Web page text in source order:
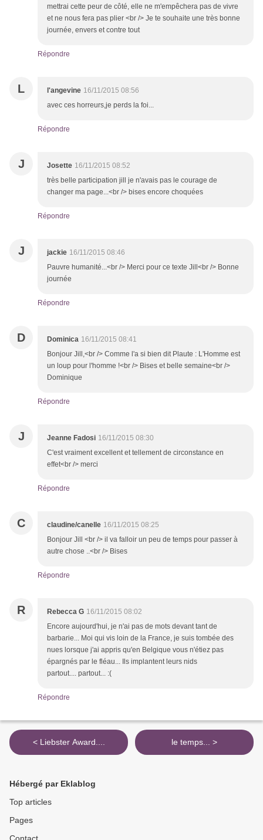
mettrai cette peur de côté, elle ne m'empêchera pas de vivre
et ne nous fera pas plier <br /> Je te souhaite une très bonne
journée, envers et contre tout
Répondre
L l'angevine 16/11/2015 08:56
avec ces horreurs,je perds la foi...
Répondre
J Josette 16/11/2015 08:52
très belle participation jill je n'avais pas le courage de
changer ma page...<br /> bises encore choquées
Répondre
J jackie 16/11/2015 08:46
Pauvre humanité...<br /> Merci pour ce texte Jill<br /> Bonne
journée
Répondre
D Dominica 16/11/2015 08:41
Bonjour Jill,<br /> Comme l'a si bien dit Plaute : L'Homme est
un loup pour l'homme !<br /> Bises et belle semaine<br />
Dominique
Répondre
J Jeanne Fadosi 16/11/2015 08:30
C'est vraiment excellent et tellement de circonstance en
effet<br /> merci
Répondre
C claudine/canelle 16/11/2015 08:25
Bonjour Jill <br /> il va falloir un peu de temps pour passer à
autre chose ..<br /> Bises
Répondre
R Rebecca G 16/11/2015 08:02
Encore aujourd'hui, je n'ai pas de mots devant tant de
barbarie... Moi qui vis loin de la France, je suis tombée des
nues lorsque j'ai appris qu'en Belgique vous n'étiez pas
épargnés par le fléau... Ils implantent leurs nids
partout.... partout... :(
Répondre
< Liebster Award.... le temps... >
Hébergé par Eklablog
Top articles
Pages